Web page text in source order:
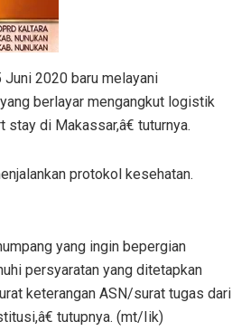
2020 baru melayani
berlayar mengangkut logistik
di Makassar,â€ tuturnya.
protokol kesehatan.
yang ingin bepergian
persyaratan yang ditetapkan
keterangan ASN/surat tugas dari
tutupnya. (mt/Iik)